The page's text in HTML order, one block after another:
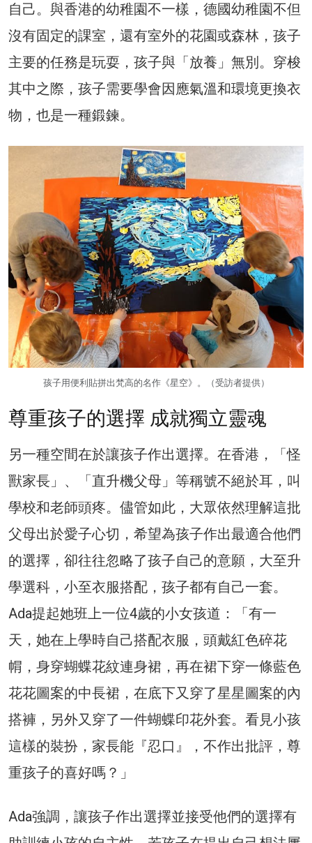
自己。與香港的幼稚園不一樣，德國幼稚園不但
沒有固定的課室，還有室外的花園或森林，孩子
主要的任務是玩耍，孩子與「放養」無別。穿梭
其中之際，孩子需要學會因應氣溫和環境更換衣
物，也是一種鍛鍊。
孩子用便利貼拼出梵高的名作《星空》。（受訪者提供）
尊重孩子的選擇 成就獨立靈魂
另一種空間在於讓孩子作出選擇。在香港，「怪
獸家長」、「直升機父母」等稱號不絕於耳，叫
學校和老師頭疼。儘管如此，大眾依然理解這批
父母出於愛子心切，希望為孩子作出最適合他們
的選擇，卻往往忽略了孩子自己的意願，大至升
學選科，小至衣服搭配，孩子都有自己一套。
Ada提起她班上一位4歲的小女孩道：「有一
天，她在上學時自己搭配衣服，頭戴紅色碎花
㡌，身穿蝴蝶花紋連身裙，再在裙下穿一條藍色
花花圖案的中長裙，在底下又穿了星星圖案的內
搭褲，另外又穿了一件蝴蝶印花外套。看見小孩
這樣的裝扮，家長能『忍口』，不作出批評，尊
重孩子的喜好嗎？」
Ada強調，讓孩子作出選擇並接受他們的選擇有